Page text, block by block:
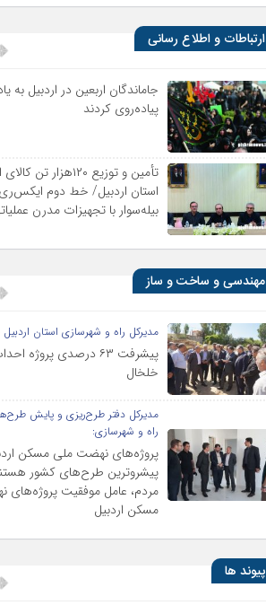
ارتباطات و اطلاع رسانی
جاماندگان اربعین در اردبیل به
پیاده‌روی کردند
تأمین و توزیع ۱۲۰هزار
استان اردبیل/ خط دوم
بیله‌سوار با تجهیزات مدرن
مهندسی و ساخت و ساز
مدیرکل راه و شهرسازی استان اردبیل
پیشرفت ۶۳ درصدی پروژه
خلخال
مدیرکل دفتر طرح‌ریزی و پایش
راه و شهرسازی:
پروژه‌های نهضت ملی مسکن
پیشروترین طرح‌های کشور
مردم، عامل موفقیت
مسکن اردبیل
پیوند ها